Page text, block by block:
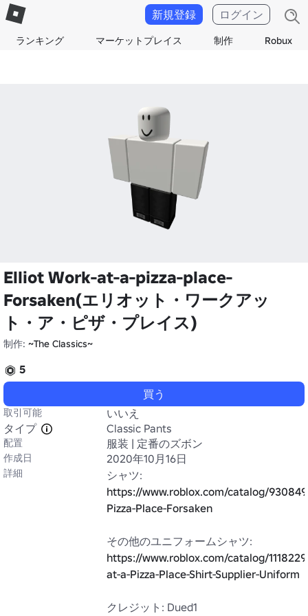
ランキング マーケットプレイス 制作 Robux
新規登録 ログイン
Elliot Work-at-a-pizza-place-
Forsaken(エリオット・ワークアッ
ト・ア・ピザ・プレイス)
制作: ~The Classics~
5
買う
取引可能
いいえ
タイプ
Classic Pants
配置 服装 | 定番のズボン
作成日 2020年10月16日
詳細
https://www.roblox.com/catalog/
Pizza-Place-Forsaken
https://www.roblox.com/catalog/
at-a-Pizza-Place-Shirt-Supplier-Uniform
クレジット: Dued1